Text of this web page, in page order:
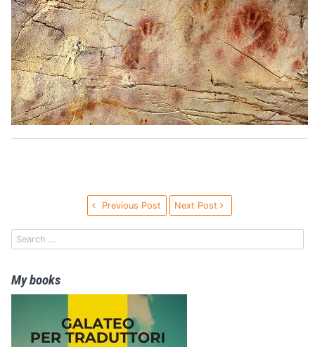
Previous Post Next Post
My books